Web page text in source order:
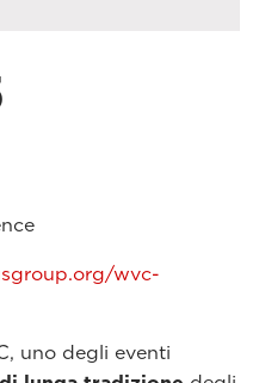
wvc-
uno degli eventi